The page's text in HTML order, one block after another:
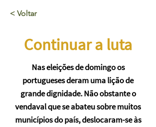
< Voltar
Continuar a luta
Nas eleições de domingo os
portugueses deram uma lição de
grande dignidade. Não obstante o
vendaval que se abateu sobre muitos
municípios do país, deslocaram-se às